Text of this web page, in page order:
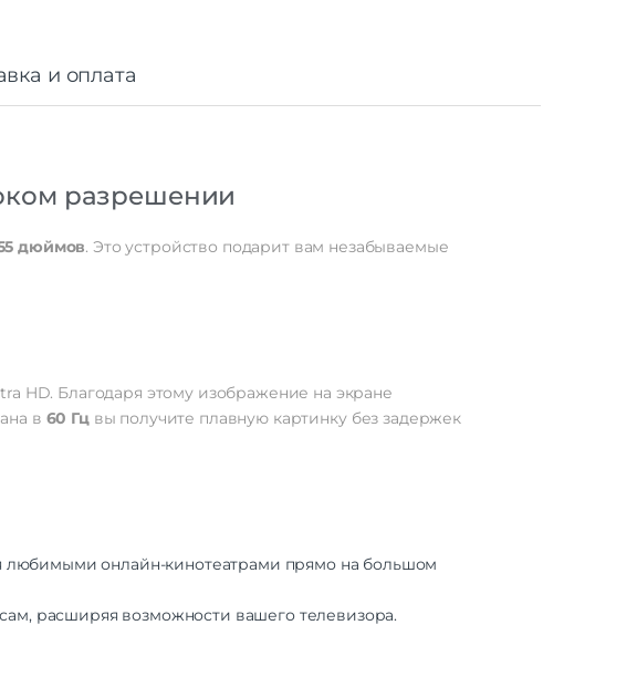
и оплата
разрешении
дюймов. Это устройство подарит вам незабываемые
HD. Благодаря этому изображение на экране
в 60 Гцвы получите плавную картинку без задержек
любимыми онлайн-кинотеатрами прямо на большом
расширяя возможности вашего телевизора.